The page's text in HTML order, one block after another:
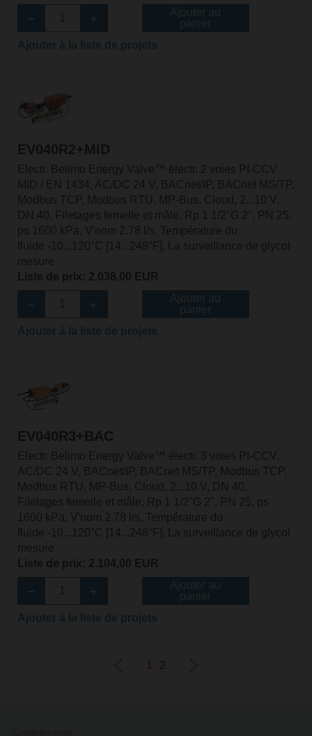
EV040R2+MID
Electr. Belimo Energy Valve™ électr. 2 voies PI-CCV
MID / EN 1434, AC/DC 24 V, BACnet/IP, BACnet MS/TP,
Modbus TCP, Modbus RTU, MP-Bus, Cloud, 2...10 V,
DN 40, Filetages femelle et mâle, Rp 1 1/2"G 2", PN 25,
ps 1600 kPa, V'nom 2.78 l/s, Température du
fluide -10...120°C [14...248°F], La surveillance de glycol
mesure
Liste de prix: 2.038,00 EUR
EV040R3+BAC
Electr. Belimo Energy Valve™ électr. 3 voies PI-CCV,
AC/DC 24 V, BACnet/IP, BACnet MS/TP, Modbus TCP,
Modbus RTU, MP-Bus, Cloud, 2...10 V, DN 40,
Filetages femelle et mâle, Rp 1 1/2"G 2", PN 25, ps
1600 kPa, V'nom 2.78 l/s, Température du
fluide -10...120°C [14...248°F], La surveillance de glycol
mesure
Liste de prix: 2.104,00 EUR
1 2